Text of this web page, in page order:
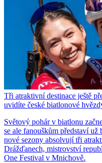
Tři atraktivní destinace ještě
uvidíte české biatlonové
Světový pohár v biatlonu
se ale fanouškům představí už
nové sezony absolvují tři
Drážďanech, mistrovství
One Festival v Mnichově.